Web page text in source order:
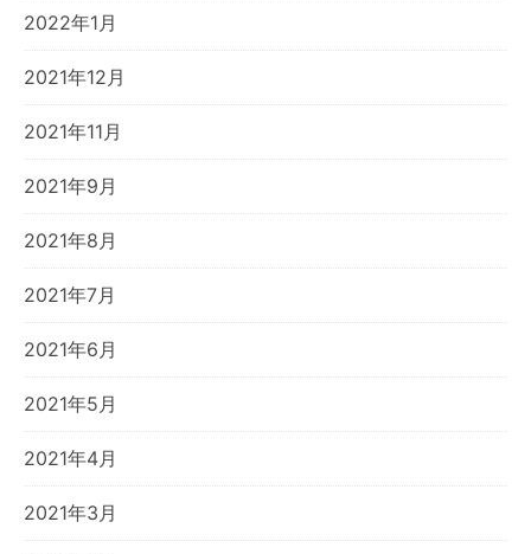
2022年1月
2021年12月
2021年11月
2021年9月
2021年8月
2021年7月
2021年6月
2021年5月
2021年4月
2021年3月